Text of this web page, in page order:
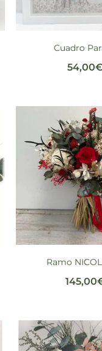
Cuadro
54,00
Ramo
145,00